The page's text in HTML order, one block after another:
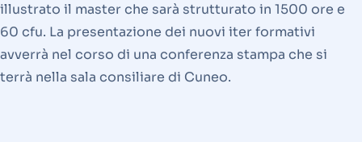
illustrato il master che sarà strutturato in 1500 ore e
60 cfu. La presentazione dei nuovi iter formativi
avverrà nel corso di una conferenza stampa che si
terrà nella sala consiliare di Cuneo.